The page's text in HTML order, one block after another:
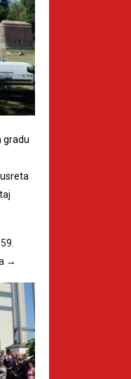
gradu
→